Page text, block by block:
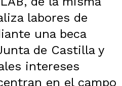
labores de
una beca
de Castilla y
intereses
en el campo